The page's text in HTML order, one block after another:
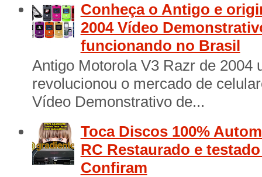
Conheça o Antigo e
2004 Vídeo
funcionando no Brasil
Antigo Motorola V3 Razr de 2004
revolucionou o mercado de
Vídeo Demonstrativo de...
Toca Discos 100%
RC Restaurado e
Confiram